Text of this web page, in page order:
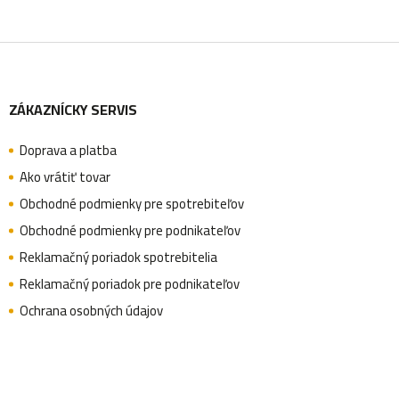
s
u
á
p
ä
t
ZÁKAZNÍCKY SERVIS
Doprava a platba
Ako vrátiť tovar
Obchodné podmienky pre spotrebiteľov
Obchodné podmienky pre podnikateľov
Reklamačný poriadok spotrebitelia
Reklamačný poriadok pre podnikateľov
Ochrana osobných údajov